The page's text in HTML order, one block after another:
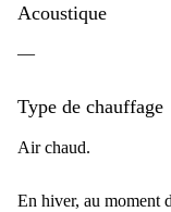
Acoustique
—
Type de chauffage
Air chaud.
En hiver, au moment